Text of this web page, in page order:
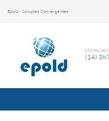
Epold - Soluções Convergentes
CENTRAL DE
(14)